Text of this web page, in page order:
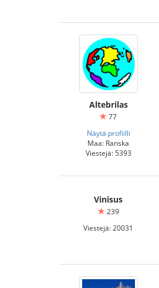
Altebrilas
77
Näytä profiilli
Maa: Ranska
Viestejä: 5393
Vinisus
239
Viestejä: 20031